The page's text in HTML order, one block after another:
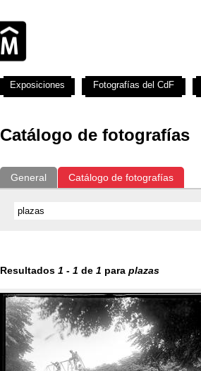
Catálogo de fotografías
General Catálogo de fotografías
Resultados 1 - 1 de 1 para plazas
Exposiciones Fotografías del CdF